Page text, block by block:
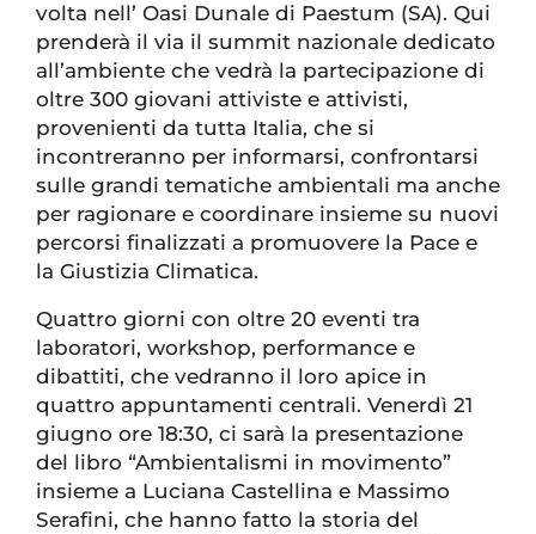
volta nell’ Oasi Dunale di Paestum (SA). Qui
prenderà il via il summit nazionale dedicato
all’ambiente che vedrà la partecipazione di
oltre 300 giovani attiviste e attivisti,
provenienti da tutta Italia, che si
incontreranno per informarsi, confrontarsi
sulle grandi tematiche ambientali ma anche
per ragionare e coordinare insieme su nuovi
percorsi finalizzati a promuovere la Pace e
la Giustizia Climatica.
Quattro giorni con oltre 20 eventi tra
laboratori, workshop, performance e
dibattiti, che vedranno il loro apice in
quattro appuntamenti centrali. Venerdì 21
giugno ore 18:30, ci sarà la presentazione
del libro “Ambientalismi in movimento”
insieme a Luciana Castellina e Massimo
Serafini, che hanno fatto la storia del